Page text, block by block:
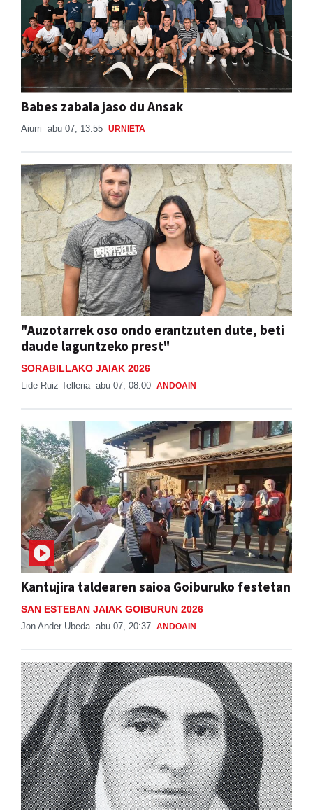
Babes zabala jaso du Ansak
Aiurri abu 07, 13:55 URNIETA
"Auzotarrek oso ondo erantzuten dute, beti
daude laguntzeko prest"
SORABILLAKO JAIAK 2026
Lide Ruiz Telleria abu 07, 08:00 ANDOAIN
Kantujira taldearen saioa Goiburuko festetan
SAN ESTEBAN JAIAK GOIBURUN 2026
Jon Ander Ubeda abu 07, 20:37 ANDOAIN